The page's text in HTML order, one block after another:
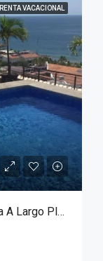
RENTA VACACIONAL
¡Departamento De Ensueño En Renta A Largo Plazo En Puerto Vallarta!